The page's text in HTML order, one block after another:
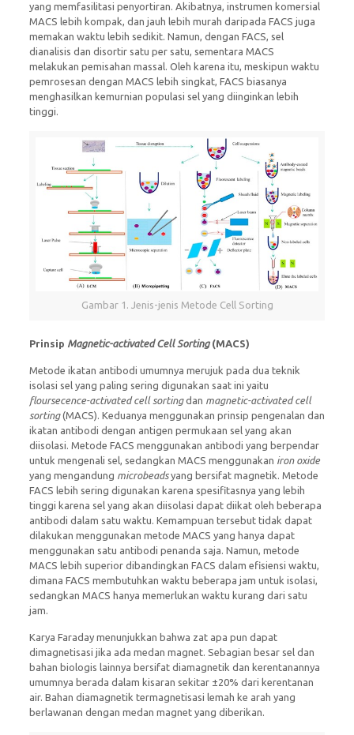
yang memfasilitasi penyortiran. Akibatnya, instrumen komersial
MACS lebih kompak, dan jauh lebih murah daripada FACS juga
memakan waktu lebih sedikit. Namun, dengan FACS, sel
dianalisis dan disortir satu per satu, sementara MACS
melakukan pemisahan massal. Oleh karena itu, meskipun waktu
pemrosesan dengan MACS lebih singkat, FACS biasanya
menghasilkan kemurnian populasi sel yang diinginkan lebih
tinggi.
Gambar 1. Jenis-jenis Metode Cell Sorting
Prinsip Magnetic-activated Cell Sorting (MACS)
Metode ikatan antibodi umumnya merujuk pada dua teknik
isolasi sel yang paling sering digunakan saat ini yaitu
floursecence-activated cell sortingdan magnetic-activated cell
sorting(MACS). Keduanya menggunakan prinsip pengenalan dan
ikatan antibodi dengan antigen permukaan sel yang akan
diisolasi. Metode FACS menggunakan antibodi yang berpendar
untuk mengenali sel, sedangkan MACS menggunakan iron oxide
yang mengandung microbeadsyang bersifat magnetik. Metode
FACS lebih sering digunakan karena spesifitasnya yang lebih
tinggi karena sel yang akan diisolasi dapat diikat oleh beberapa
antibodi dalam satu waktu. Kemampuan tersebut tidak dapat
dilakukan menggunakan metode MACS yang hanya dapat
menggunakan satu antibodi penanda saja. Namun, metode
MACS lebih superior dibandingkan FACS dalam efisiensi waktu,
dimana FACS membutuhkan waktu beberapa jam untuk isolasi,
sedangkan MACS hanya memerlukan waktu kurang dari satu
jam.
Karya Faraday menunjukkan bahwa zat apa pun dapat
dimagnetisasi jika ada medan magnet. Sebagian besar sel dan
bahan biologis lainnya bersifat diamagnetik dan kerentanannya
umumnya berada dalam kisaran sekitar ±20% dari kerentanan
air. Bahan diamagnetik termagnetisasi lemah ke arah yang
berlawanan dengan medan magnet yang diberikan.